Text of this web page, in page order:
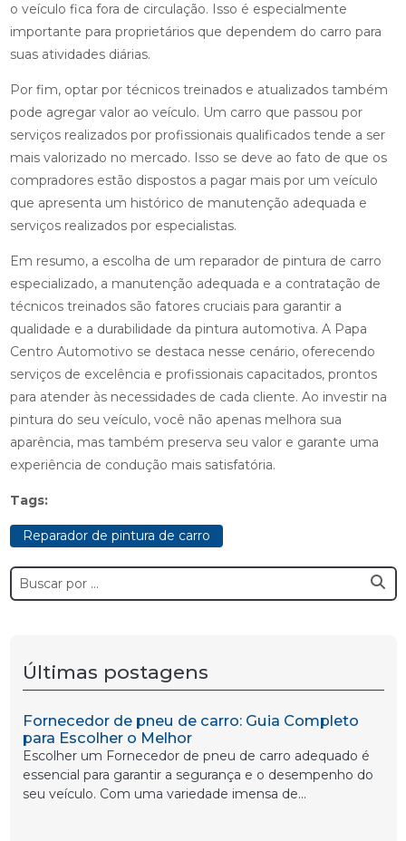
o veículo fica fora de circulação. Isso é especialmente
importante para proprietários que dependem do carro para
suas atividades diárias.
Por fim, optar por técnicos treinados e atualizados também
pode agregar valor ao veículo. Um carro que passou por
serviços realizados por profissionais qualificados tende a ser
mais valorizado no mercado. Isso se deve ao fato de que os
compradores estão dispostos a pagar mais por um veículo
que apresenta um histórico de manutenção adequada e
serviços realizados por especialistas.
Em resumo, a escolha de um reparador de pintura de carro
especializado, a manutenção adequada e a contratação de
técnicos treinados são fatores cruciais para garantir a
qualidade e a durabilidade da pintura automotiva. A Papa
Centro Automotivo se destaca nesse cenário, oferecendo
serviços de excelência e profissionais capacitados, prontos
para atender às necessidades de cada cliente. Ao investir na
pintura do seu veículo, você não apenas melhora sua
aparência, mas também preserva seu valor e garante uma
experiência de condução mais satisfatória.
Tags:
Reparador de pintura de carro
Últimas postagens
Fornecedor de pneu de carro: Guia Completo
para Escolher o Melhor
Escolher um Fornecedor de pneu de carro adequado é
essencial para garantir a segurança e o desempenho do
seu veículo. Com uma variedade imensa de...